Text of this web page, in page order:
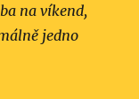
na víkend,
jedno